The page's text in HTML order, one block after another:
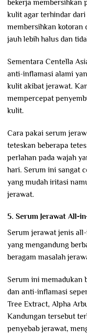
bekerja membersihkan
kulit agar terhindar
membersihkan kotoran
jauh lebih halus dan
Sementara Centella
anti-inflamasi alami
kulit akibat jerawat.
mempercepat
kulit.
Cara pakai serum
teteskan beberapa
perlahan pada wajah
hari. Serum ini sangat
yang mudah iritasi
jerawat.
5. Serum Jerawat All-
Serum jerawat jenis
yang mengandung
beragam masalah
Serum ini memadukan
dan anti-inflamasi
Tree Extract, Alpha
Kandungan tersebut
penyebab jerawat,